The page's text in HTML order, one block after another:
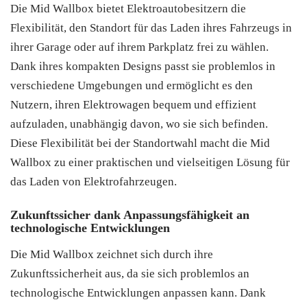
Die Mid Wallbox bietet Elektroautobesitzern die
Flexibilität, den Standort für das Laden ihres Fahrzeugs in
ihrer Garage oder auf ihrem Parkplatz frei zu wählen.
Dank ihres kompakten Designs passt sie problemlos in
verschiedene Umgebungen und ermöglicht es den
Nutzern, ihren Elektrowagen bequem und effizient
aufzuladen, unabhängig davon, wo sie sich befinden.
Diese Flexibilität bei der Standortwahl macht die Mid
Wallbox zu einer praktischen und vielseitigen Lösung für
das Laden von Elektrofahrzeugen.
Zukunftssicher dank Anpassungsfähigkeit an
technologische Entwicklungen
Die Mid Wallbox zeichnet sich durch ihre
Zukunftssicherheit aus, da sie sich problemlos an
technologische Entwicklungen anpassen kann. Dank